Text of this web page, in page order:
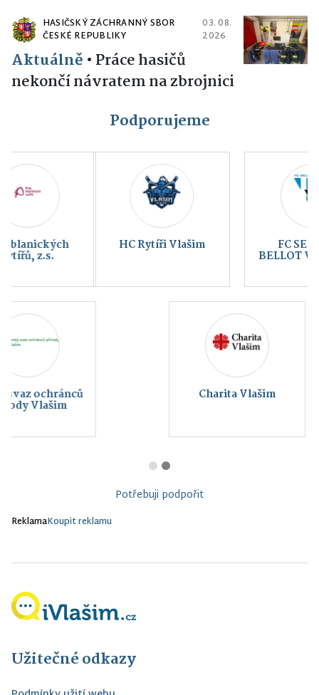
HASIČSKÝ ZÁCHRANNÝ SBOR
ČESKÉ REPUBLIKY
03. 08.
2026
Aktuálně • Práce hasičů
nekončí návratem na zbrojnici
Podporujeme
HC Rytíři Vlašim FC SELLIER &
BELLOT VLAŠIM a.s.
Potřebuji podpořit
ReklamaKoupit reklamu
Užitečné odkazy